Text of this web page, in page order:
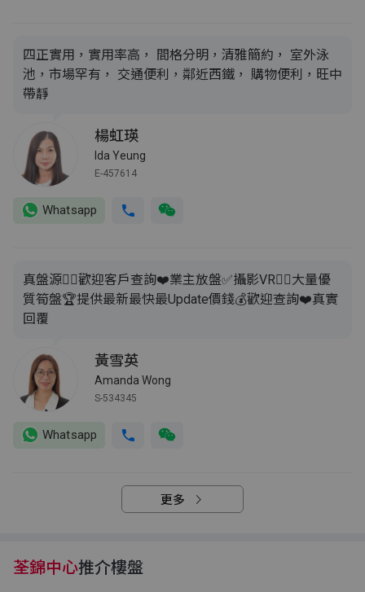
四正實用，實用率高， 間格分明，清雅簡約， 室外泳
池，市場罕有， 交通便利，鄰近西鐵， 購物便利，旺中
帶靜
楊虹瑛
Ida Yeung
E-457614
Whatsapp
真盤源👍🏻歡迎客戶查詢❤️業主放盤✅攝影VR👍🏻大量優
質筍盤🏆提供最新最快最Update價錢💰歡迎查詢❤️真實
回覆
黃雪英
Amanda Wong
S-534345
Whatsapp
更多
荃錦中心推介樓盤